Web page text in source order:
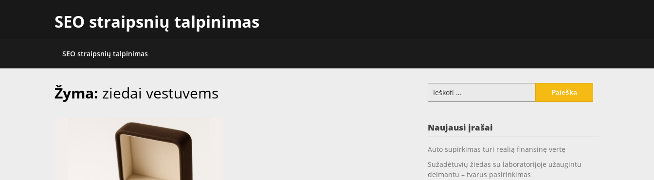
SEO straipsnių talpinimas
SEO straipsnių talpinimas
Žyma: ziedai vestuvems Ieškoti:
Naujausi įrašai
Auto supirkimas turi realią finansinę vertę
Sužadėtuvių žiedas su laboratorijoje užaugintu
deimantu – tvarus pasirinkimas